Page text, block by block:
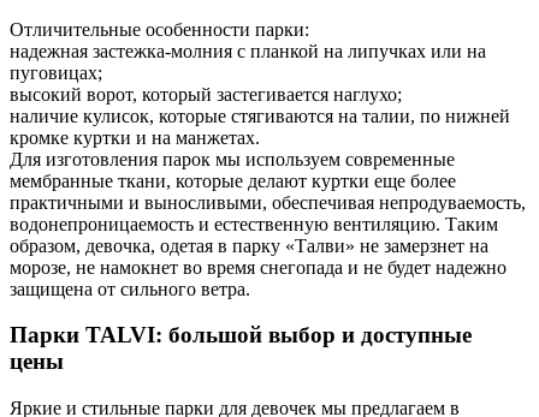
Отличительные особенности парки:
надежная застежка-молния с планкой на липучках или на
пуговицах;
высокий ворот, который застегивается наглухо;
наличие кулисок, которые стягиваются на талии, по нижней
кромке куртки и на манжетах.
Для изготовления парок мы используем современные
мембранные ткани, которые делают куртки еще более
практичными и выносливыми, обеспечивая непродуваемость,
водонепроницаемость и естественную вентиляцию. Таким
образом, девочка, одетая в парку «Талви» не замерзнет на
морозе, не намокнет во время снегопада и не будет надежно
защищена от сильного ветра.
Парки TALVI: большой выбор и доступные
цены
Яркие и стильные парки для девочек мы предлагаем в